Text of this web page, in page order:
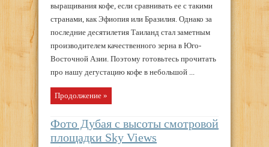
выращивания кофе, если сравнивать ее с такими
странами, как Эфиопия или Бразилия. Однако за
последние десятилетия Таиланд стал заметным
производителем качественного зерна в Юго-
Восточной Азии. Поэтому готовьтесь прочитать
про нашу дегустацию кофе в небольшой ...
Продолжение »
Фото Дубая с высоты смотровой
площадки Sky Views